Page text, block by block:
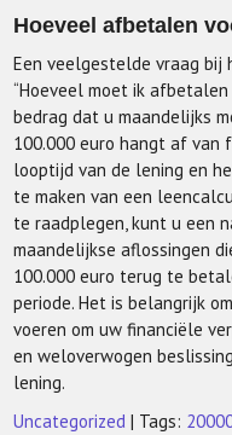
Hoeveel afbetalen
Een veelgestelde vraag bij
“Hoeveel moet ik
bedrag dat u maandelijks
100.000 euro hangt af van
looptijd van de lening en
te maken van een
te raadplegen, kunt u een
maandelijkse aflossingen
100.000 euro terug te
periode. Het is belangrijk
voeren om uw financiële
en weloverwogen
lening.
Uncategorized | Tags: